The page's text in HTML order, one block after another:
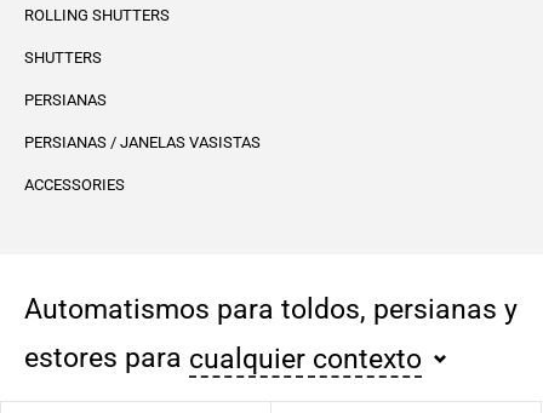
ROLLING SHUTTERS
SHUTTERS
PERSIANAS
PERSIANAS / JANELAS VASISTAS
ACCESSORIES
Automatismos para toldos, persianas y
estores para cualquier contexto